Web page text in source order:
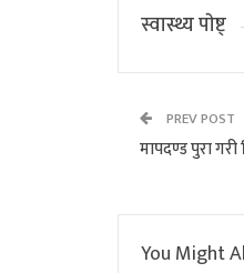
स्वास्थ्य पाेष्ट्
PREV POST
मापदण्ड पुरा गरी
You Might